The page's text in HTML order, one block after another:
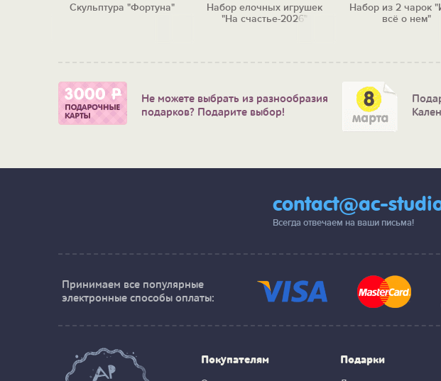
Скульптура "Фортуна"
Набор елочных игрушек
"На счастье-2026"
Набор из 2 чарок
всё о нем"
Не можете выбрать из разнообразия
подарков? Подарите выбор!
contact@ac-
Всегда отвечаем на ваши письма!
Принимаем все популярные
электронные способы оплаты:
Покупателям Подарки